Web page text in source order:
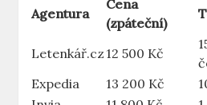
Agentura
Cena
(zpáteční)
Letenkář.cz 12 500 Kč
Expedia
13 200 Kč